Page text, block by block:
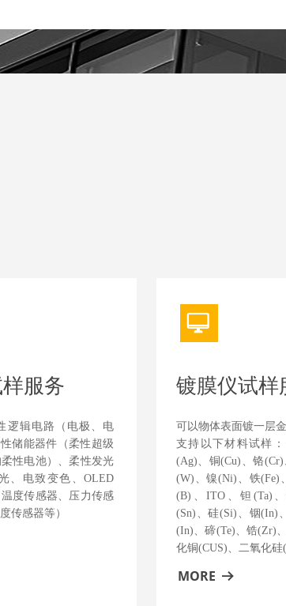
服务
逻辑电路（电极、电
储能器件（柔性超级
性电池）、柔性发光
、电致变色、OLED
度传感器、压力传感
传感器等）
镀膜仪试样
可以物体表面镀一层
支持以下材料试样
(Ag)、铜(Cu)、铬
(W)、镍(Ni)、铁(Fe)
(B)、ITO、钽(Ta)
(Sn)、硅(Si)、铟(In)
(In)、碲(Te)、锆(Zr)
化铜(CUS)、二氧化硅
ꀖ
MORE 뀠